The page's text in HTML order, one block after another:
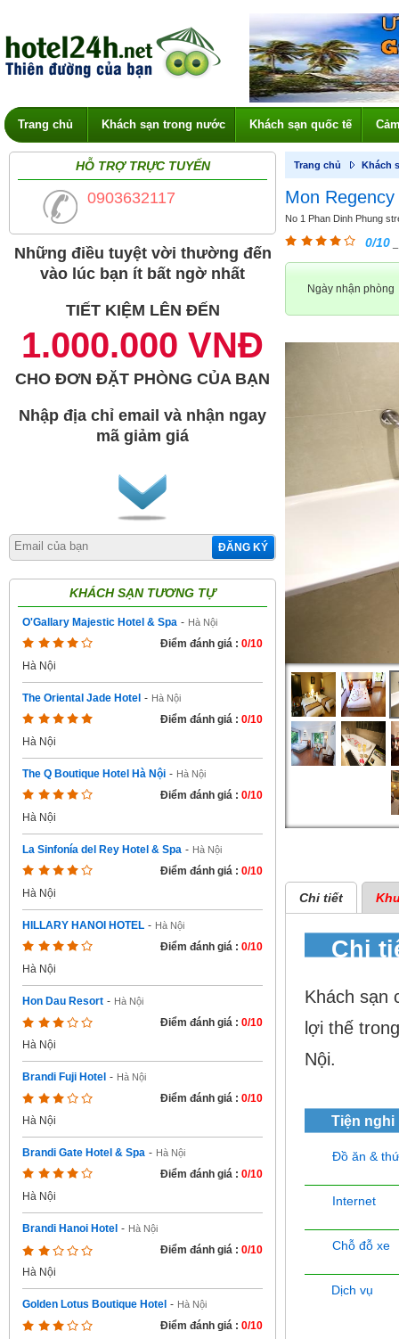
Trang chủ Khách sạn trong nước Khách sạn quốc tế
HỖ TRỢ TRỰC TUYẾN
0903632117
Những điều tuyệt vời thường đến
vào lúc bạn ít bất ngờ nhất
TIẾT KIỆM LÊN ĐẾN
1.000.000 VNĐ
CHO ĐƠN ĐẶT PHÒNG CỦA BẠN
Nhập địa chỉ email và nhận ngay
mã giảm giá
ĐĂNG KÝ
KHÁCH SẠN TƯƠNG TỰ
O'Gallary Majestic Hotel & Spa - Hà Nội
Điểm đánh giá : 0/10
Hà Nội
The Oriental Jade Hotel - Hà Nội
Điểm đánh giá : 0/10
Hà Nội
The Q Boutique Hotel Hà Nội - Hà Nội
Điểm đánh giá : 0/10
Hà Nội
La Sinfonía del Rey Hotel & Spa - Hà Nội
Điểm đánh giá : 0/10
Hà Nội
HILLARY HANOI HOTEL - Hà Nội
Điểm đánh giá : 0/10
Hà Nội
Hon Dau Resort - Hà Nội
Điểm đánh giá : 0/10
Hà Nội
Brandi Fuji Hotel - Hà Nội
Điểm đánh giá : 0/10
Hà Nội
Brandi Gate Hotel & Spa - Hà Nội
Điểm đánh giá : 0/10
Hà Nội
Brandi Hanoi Hotel - Hà Nội
Điểm đánh giá : 0/10
Hà Nội
Golden Lotus Boutique Hotel - Hà Nội
Điểm đánh giá : 0/10
Trang chủ Khách
Mon Regency
No 1 Phan Dinh Phung
0/10
Ngày nhận phòng
Chi tiết
Chi
Khách sạn
lợi thế
Nội.
Tiện nghi
Đồ ăn &
Internet
Chỗ đỗ xe
Dịch vụ